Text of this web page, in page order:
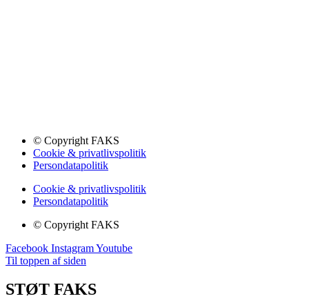
© Copyright FAKS
Cookie & privatlivspolitik
Persondatapolitik
Cookie & privatlivspolitik
Persondatapolitik
© Copyright FAKS
Facebook InstagramYoutube
Til toppen af siden
STØT FAKS